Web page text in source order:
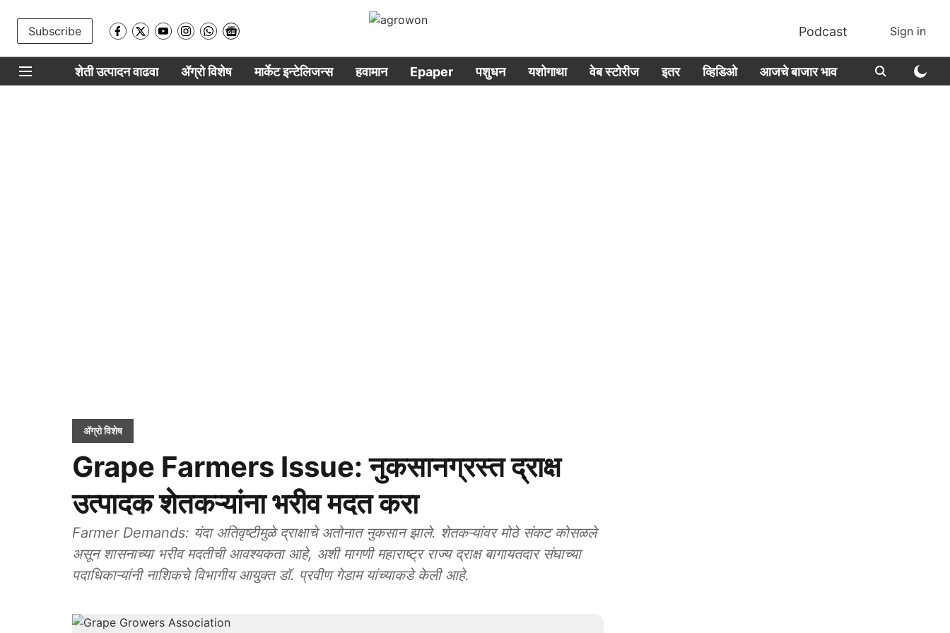
Subscribe Podcast Sign in
शेती उत्पादन वाढवा ॲग्रो विशेष मार्केट इन्टेलिजन्स हवामान Epaper पशुधन यशोगाथा वेब स्टोरीज इतर व्हिडिओ आजचे बाजार भाव
ॲग्रो विशेष
Grape Farmers Issue: नुकसानग्रस्त द्राक्ष
उत्पादक शेतकऱ्यांना भरीव मदत करा
Farmer Demands: यंदा अतिवृष्टीमुळे द्राक्षाचे अतोनात नुकसान झाले. शेतकऱ्यांवर मोठे संकट कोसळले
असून शासनाच्या भरीव मदतीची आवश्यकता आहे, अशी मागणी महाराष्ट्र राज्य द्राक्ष बागायतदार संघाच्या
पदाधिकाऱ्यांनी नाशिकचे विभागीय आयुक्त डॉ. प्रवीण गेडाम यांच्याकडे केली आहे.